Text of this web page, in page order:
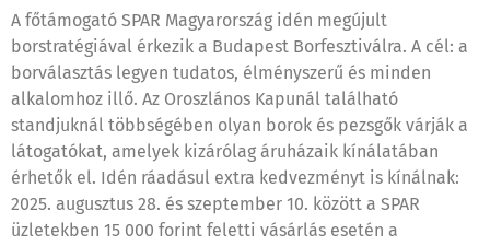
A főtámogató SPAR Magyarország idén megújult
borstratégiával érkezik a Budapest Borfesztiválra. A cél: a
borválasztás legyen tudatos, élményszerű és minden
alkalomhoz illő. Az Oroszlános Kapunál található
standjuknál többségében olyan borok és pezsgők várják a
látogatókat, amelyek kizárólag áruházaik kínálatában
érhetők el. Idén ráadásul extra kedvezményt is kínálnak:
2025. augusztus 28. és szeptember 10. között a SPAR
üzletekben 15 000 forint feletti vásárlás esetén a